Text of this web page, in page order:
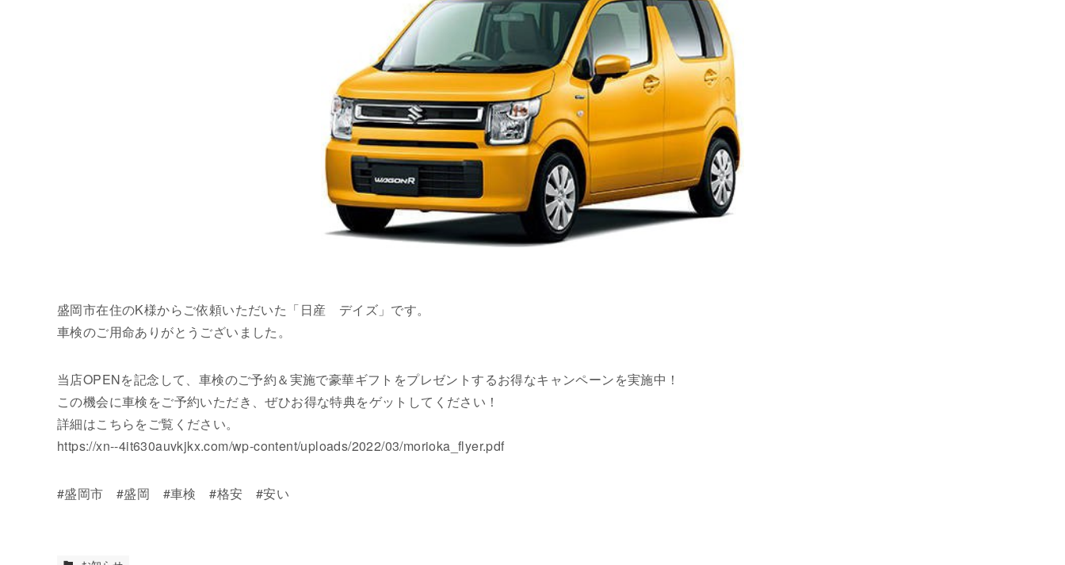
盛岡市在住のK様からご依頼いただいた「日産 デイズ」です。
車検のご用命ありがとうございました。
当店OPENを記念して、車検のご予約＆実施で豪華ギフトをプレゼントするお得なキャンペーンを実施中！
この機会に車検をご予約いただき、ぜひお得な特典をゲットしてください！
詳細はこちらをご覧ください。
https://xn--4it630auvkjkx.com/wp-content/uploads/2022/03/morioka_flyer.pdf
#盛岡市 #盛岡 #車検 #格安 #安い